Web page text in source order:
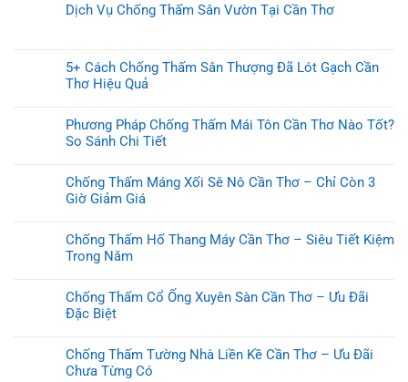
Dịch Vụ Chống Thấm Sân Vườn Tại Cần Thơ
5+ Cách Chống Thấm Sân Thượng Đã Lót Gạch Cần
Thơ Hiệu Quả
Phương Pháp Chống Thấm Mái Tôn Cần Thơ Nào Tốt?
So Sánh Chi Tiết
Chống Thấm Máng Xối Sê Nô Cần Thơ – Chỉ Còn 3
Giờ Giảm Giá
Chống Thấm Hố Thang Máy Cần Thơ – Siêu Tiết Kiệm
Trong Năm
Chống Thấm Cổ Ống Xuyên Sàn Cần Thơ – Ưu Đãi
Đặc Biệt
Chống Thấm Tường Nhà Liền Kề Cần Thơ – Ưu Đãi
Chưa Từng Có